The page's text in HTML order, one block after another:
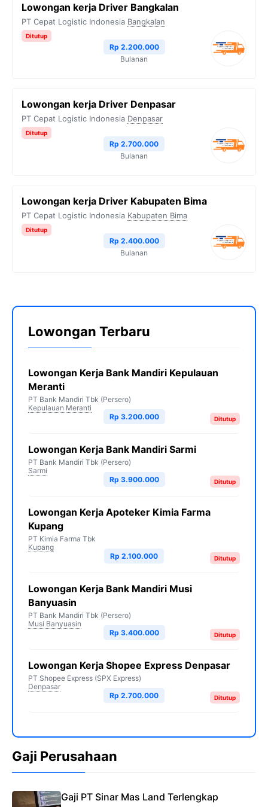
Lowongan kerja Driver Bangkalan
PT Cepat Logistic Indonesia Bangkalan
Ditutup
Rp 2.200.000
Bulanan
Lowongan kerja Driver Denpasar
PT Cepat Logistic Indonesia Denpasar
Ditutup
Rp 2.700.000
Bulanan
Lowongan kerja Driver Kabupaten Bima
PT Cepat Logistic Indonesia Kabupaten Bima
Ditutup
Rp 2.400.000
Bulanan
Lowongan Terbaru
Lowongan Kerja Bank Mandiri Kepulauan
Meranti
PT Bank Mandiri Tbk (Persero)
Kepulauan Meranti
Ditutup
Rp 3.200.000
Lowongan Kerja Bank Mandiri Sarmi
PT Bank Mandiri Tbk (Persero)
Sarmi
Ditutup
Rp 3.900.000
Lowongan Kerja Apoteker Kimia Farma
Kupang
PT Kimia Farma Tbk
Kupang
Ditutup
Rp 2.100.000
Lowongan Kerja Bank Mandiri Musi
Banyuasin
PT Bank Mandiri Tbk (Persero)
Musi Banyuasin
Ditutup
Rp 3.400.000
Lowongan Kerja Shopee Express Denpasar
PT Shopee Express (SPX Express)
Denpasar
Ditutup
Rp 2.700.000
Gaji Perusahaan
Gaji PT Sinar Mas Land Terlengkap